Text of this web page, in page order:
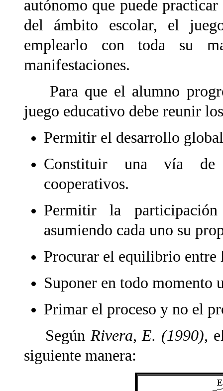
autónomo que puede
del ámbito escolar, el
emplearlo con toda su
manifestaciones.
Para que el alumno
juego educativo debe reunir
Permitir el desarrollo
Constituir una vía de
cooperativos.
Permitir la
asumiendo cada uno su
Procurar el equilibrio entre
Suponer en todo momento
Primar el proceso y no el
Según Rivera, E. (1990),
siguiente manera: